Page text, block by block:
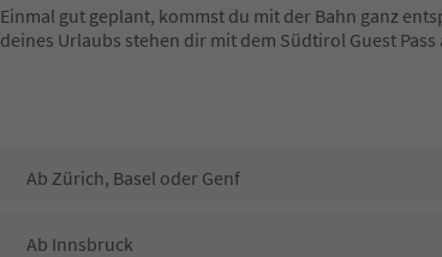
Einmal gut geplant, kommst du mit der Bahn ganz
deines Urlaubs stehen dir mit dem Südtirol Guest
Ab Zürich, Basel oder Genf
Ab Innsbruck